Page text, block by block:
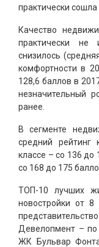
практически сошла
Качество
практически не
снизилось
комфортности в
128,6 баллов в
незначительный
ранее.
В сегменте
средний рейтинг
классе – со 136 до
со 168 до 175
ТОП-10 лучших
новостройки от 8
Девелопмент – по
ЖК Бульвар